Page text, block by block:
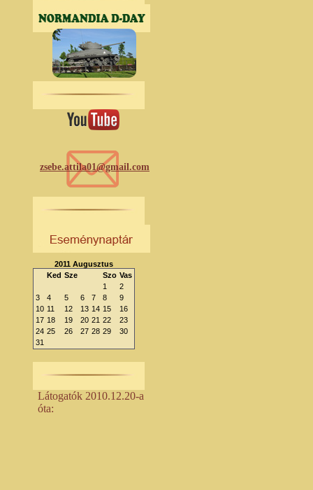
zsebe.attila01@gmail.com
2011 Augusztus
Ked Sze Szo Vas
1
2
3
4 5 6 7 8
9
10 11 12 13 14 15
16
17 18 19 20 21 22
23
24 25 26 27 28 29
30
31
Látogatók 2010.12.20-a
óta: